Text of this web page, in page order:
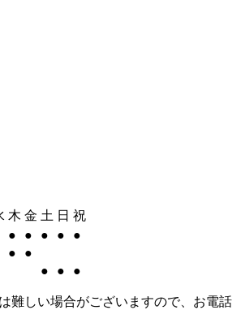
木 金 土 日 祝
● ● ● ●
●
●
●
● ● ●
難しい場合がございますので、お電話